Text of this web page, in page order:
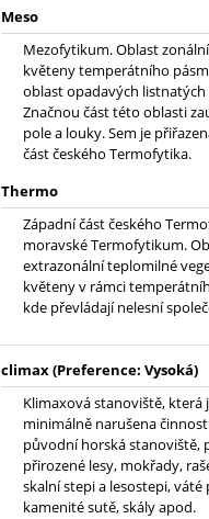
Meso
Mezofytikum. Oblast
květeny temperátního
oblast opadavých listnatých
Značnou část této oblasti
pole a louky. Sem je
část českého Termofytika.
Thermo
Západní část českého
moravské Termofytikum.
extrazonální teplomilné
květeny v rámci
kde převládají nelesní
climax (Preference: Vysoká)
Klimaxová stanoviště, která
minimálně narušena
původní horská stanoviště,
přirozené lesy, mokřady,
skalní stepi a lesostepi, váté
kamenité sutě, skály apod.